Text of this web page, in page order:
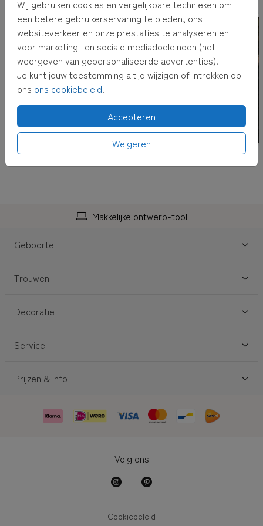
Wij gebruiken cookies en vergelijkbare technieken om
een betere gebruikerservaring te bieden, ons
websiteverkeer en onze prestaties te analyseren en
voor marketing- en sociale mediadoeleinden (het
weergeven van gepersonaliseerde advertenties).
Je kunt jouw toestemming altijd wijzigen of intrekken op
ons ons cookiebeleid.
Accepteren
Weigeren
adres kun je bij het afrekenen invullen.
TIP:Adressen altijd bij de hand hebben? Verzamel dan
adressen in jeeigen adresboek
Makkelijke ontwerp-tool
Geboorte
Trouwen
Decoratie
Service
Prijzen & info
Volg ons
Cookiebeleid